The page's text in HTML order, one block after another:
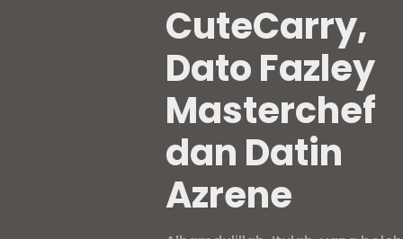
CuteCarry,
Dato Fazley
Masterchef
dan Datin
Azrene